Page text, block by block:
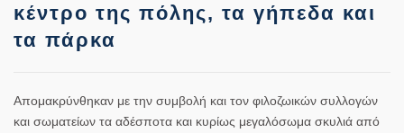
κέντρο της πόλης, τα γήπεδα και
τα πάρκα
Απομακρύνθηκαν με την συμβολή και τον φιλοζωικών συλλογών
και σωματείων τα αδέσποτα και κυρίως μεγαλόσωμα σκυλιά από